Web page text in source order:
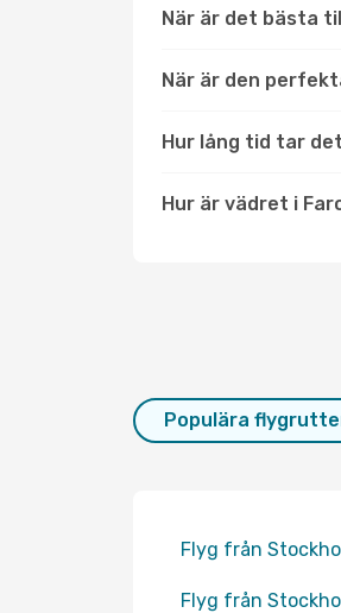
När är det bästa
När är den
Hur lång tid tar
Hur är vädret i
Populära
Flyg från
Flyg från